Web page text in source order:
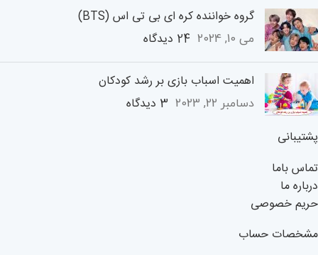
گروه خواننده کره ای بی تی اس (BTS)
می 10, 2024 24 دیدگاه
اهمیت اسباب بازی بر رشد کودکان
دسامبر 22, 2023
3 دیدگاه
پشتیبانی
تماس باما
درباره ما
حریم خصوصی
مشخصات حساب